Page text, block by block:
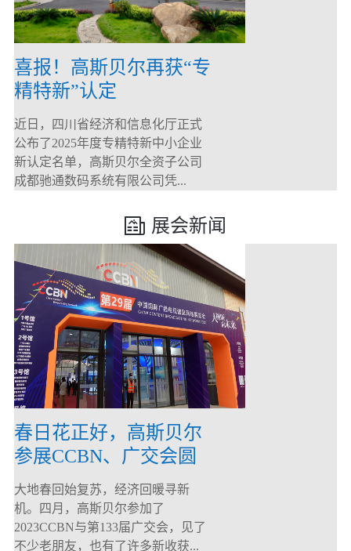
喜报！高斯贝尔再获“专
精特新”认定
近日，四川省经济和信息化厅正式
公布了2025年度专精特新中小企业
新认定名单，高斯贝尔全资子公司
成都驰通数码系统有限公司凭...
展会新闻
春日花正好，高斯贝尔
参展CCBN、广交会圆
满落幕！
大地春回始复苏，经济回暖寻新
机。四月，高斯贝尔参加了
2023CCBN与第133届广交会，见了
不少老朋友，也有了许多新收获...